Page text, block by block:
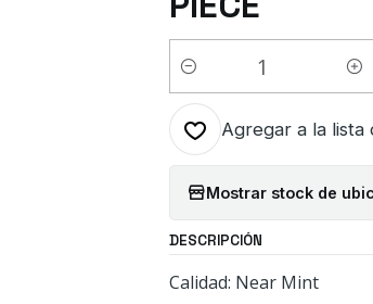
Cantidad
Agregar a la lista
Mostrar stock de
DESCRIPCIÓN
Calidad: Near Mint